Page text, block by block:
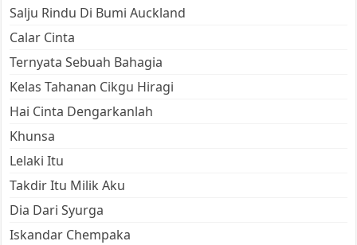
Salju Rindu Di Bumi Auckland
Calar Cinta
Ternyata Sebuah Bahagia
Kelas Tahanan Cikgu Hiragi
Hai Cinta Dengarkanlah
Khunsa
Lelaki Itu
Takdir Itu Milik Aku
Dia Dari Syurga
Iskandar Chempaka